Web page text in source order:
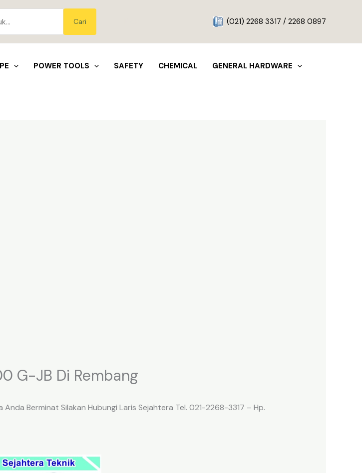
Cari (021) 2268 3317 / 2268 0897
POWER TOOLS SAFETY CHEMICAL GENERAL HARDWARE
G-JB Di Rembang
Anda Berminat Silakan Hubungi Laris Sejahtera Tel. 021-2268-3317 – Hp.